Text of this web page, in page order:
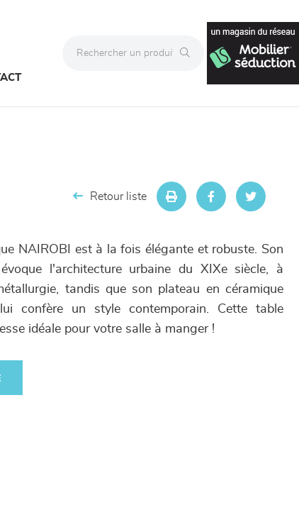
Retour liste
NAIROBI est à la fois élégante et robuste. Son
l'architecture urbaine du XIXe siècle, à
tandis que son plateau en céramique
confère un style contemporain. Cette table
idéale pour votre salle à manger !